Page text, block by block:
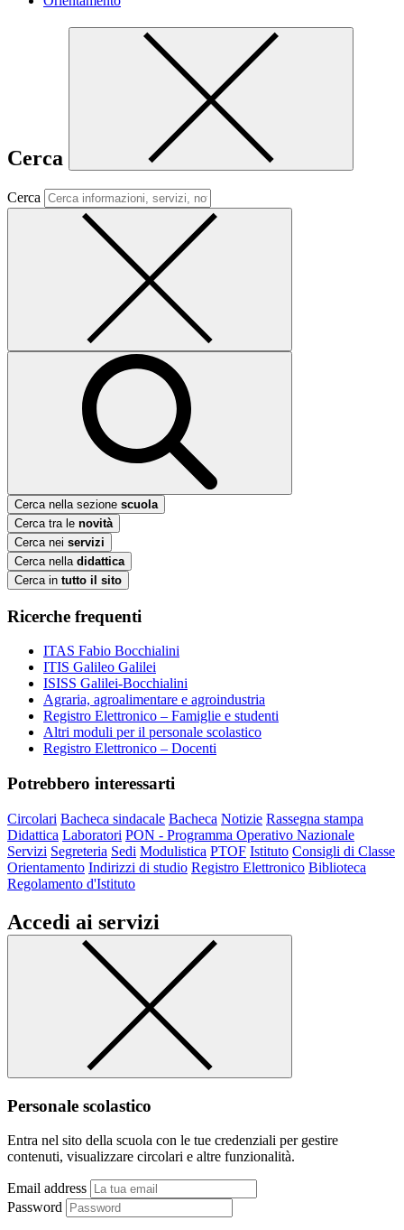
Cerca
Cerca
Cerca nella sezione scuola
Cerca tra le novità
Cerca nei servizi
Cerca nella didattica
Cerca in tutto il sito
Ricerche frequenti
ITAS Fabio Bocchialini
ITIS Galileo Galilei
ISISS Galilei-Bocchialini
Agraria, agroalimentare e agroindustria
Registro Elettronico – Famiglie e studenti
Altri moduli per il personale scolastico
Registro Elettronico – Docenti
Potrebbero interessarti
Circolari Bacheca sindacale Bacheca Notizie Rassegna stampa
Didattica Laboratori PON - Programma Operativo Nazionale
Servizi Segreteria Sedi Modulistica PTOF Istituto Consigli di Classe
Orientamento Indirizzi di studio Registro Elettronico Biblioteca
Regolamento d'Istituto
Accedi ai servizi
Personale scolastico
Entra nel sito della scuola con le tue credenziali per gestire
contenuti, visualizzare circolari e altre funzionalità.
Email address
Password